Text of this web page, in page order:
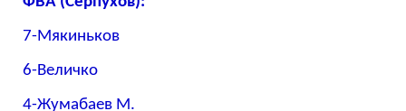
7-Мякиньков
6-Величко
4-Жумабаев М.